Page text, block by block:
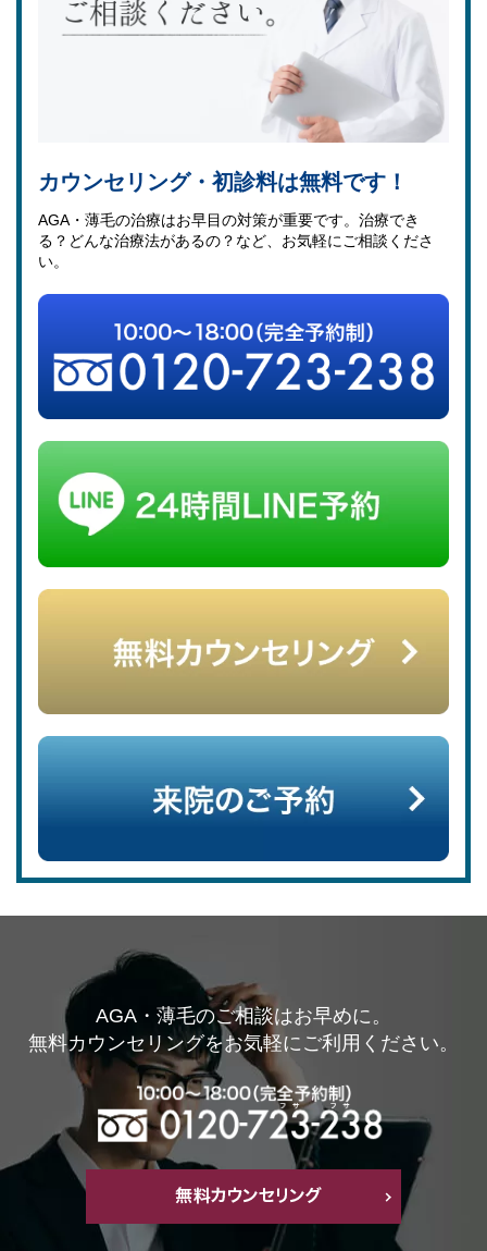
カウンセリング・初診料は無料です！
AGA・薄毛の治療はお早目の対策が重要です。治療でき
る？どんな治療法があるの？など、お気軽にご相談くださ
い。
AGA・薄毛のご相談はお早めに。
無料カウンセリングをお気軽にご利用ください。